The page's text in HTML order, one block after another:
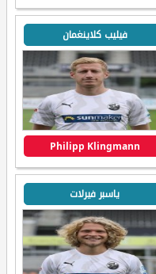
فيليب كلاينغمان
Philipp Klingmann
ياسبر فيرلات